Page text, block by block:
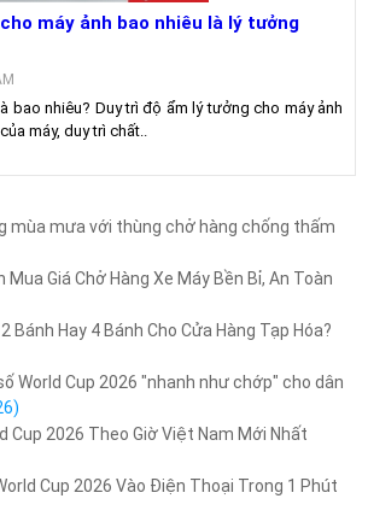
máy ảnh bao nhiêu là lý tưởng
bao nhiêu? Duy trì độ ẩm lý tưởng cho máy ảnh
máy, duy trì chất..
mùa mưa với thùng chở hàng chống thấm
Mua Giá Chở Hàng Xe Máy Bền Bỉ, An Toàn
Bánh Hay 4 Bánh Cho Cửa Hàng Tạp Hóa?
World Cup 2026 "nhanh như chớp" cho dân
Cup 2026 Theo Giờ Việt Nam Mới Nhất
Cup 2026 Vào Điện Thoại Trong 1 Phút